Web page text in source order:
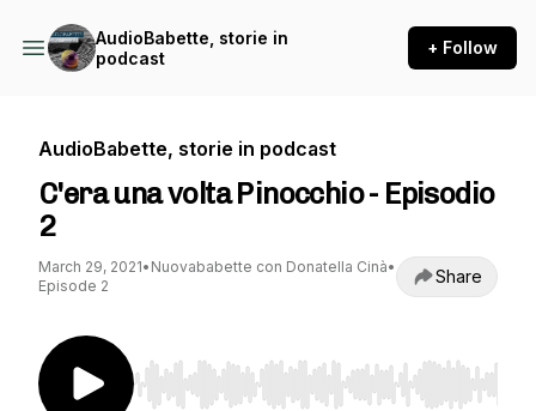
AudioBabette, storie in
podcast
+ Follow
AudioBabette, storie in podcast
C'era una volta Pinocchio - Episodio
2
March 29, 2021• Nuovababette con Donatella Cinà•
Episode 2
Share
Use Left/Right to seek, Home/End to jump to